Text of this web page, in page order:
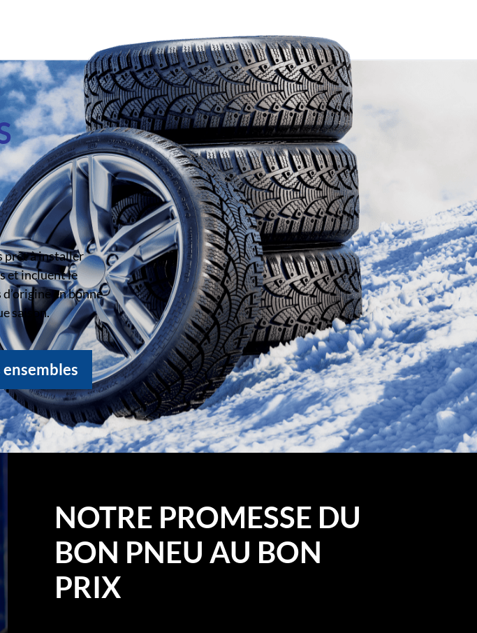
prêt à installer
et incluent le
en bonne
saison.
NOTRE PROMESSE DU
BON PNEU AU BON
PRIX